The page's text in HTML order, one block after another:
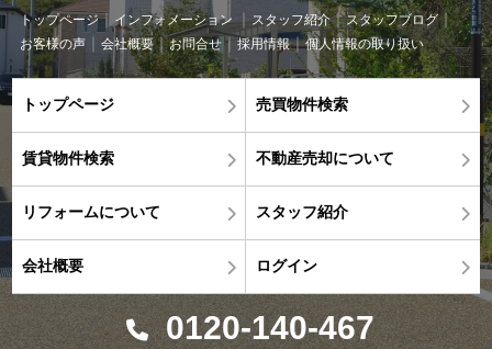
トップページ インフォメーション スタッフ紹介
スタッフブログ
お客様の声
会社概要 お問合せ 採用情報 個人情報の取り扱い
トップページ 売買物件検索
賃貸物件検索 不動産売却について
リフォームについて スタッフ紹介
会社概要 ログイン
0120-140-467